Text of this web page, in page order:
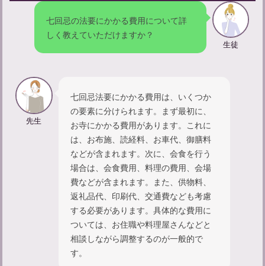
法要後の食事：適切な料理の選び方と準備する際の注意点
法要のお供え物は必要か？お供え物の選び方と金額の相場
七回忌の法要にかかる費用について詳
しく教えていただけますか？
生徒
先生
七回忌法要にかかる費用は、いくつか
の要素に分けられます。まず最初に、
お寺にかかる費用があります。これに
は、お布施、読経料、お車代、御膳料
などが含まれます。次に、会食を行う
場合は、会食費用、料理の費用、会場
費などが含まれます。また、供物料、
返礼品代、印刷代、交通費なども考慮
する必要があります。具体的な費用に
ついては、お住職や料理屋さんなどと
相談しながら調整するのが一般的で
す。